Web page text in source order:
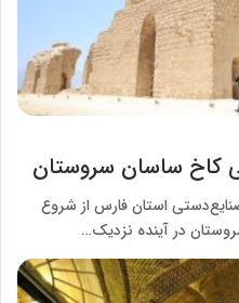
کاخ ساسان سروستان
استان فارس از شروع
در آینده نزدیک…